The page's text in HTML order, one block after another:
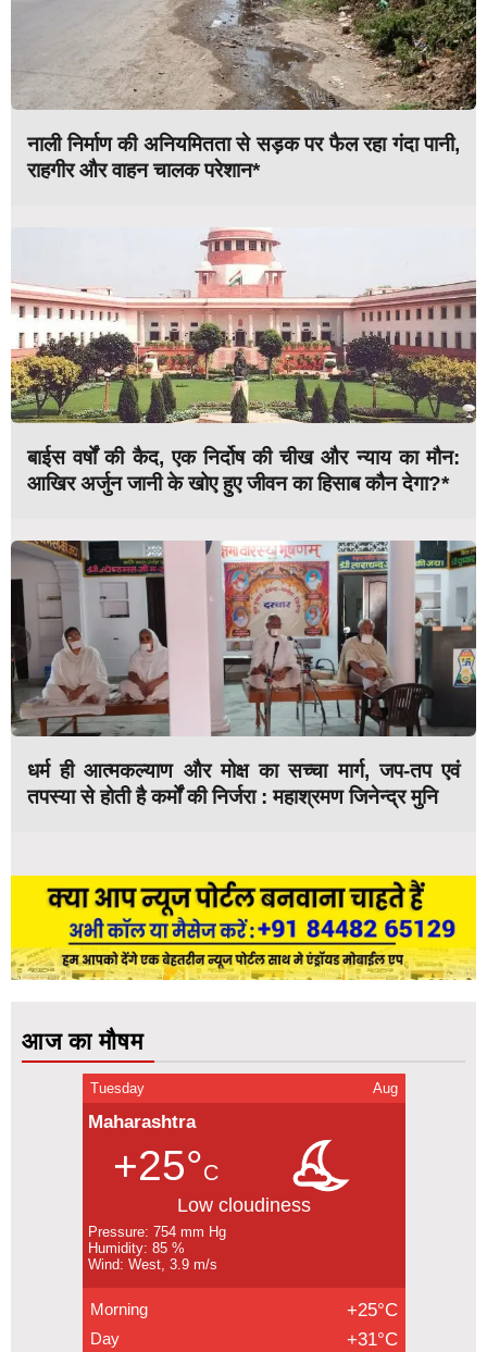
नाली निर्माण की अनियमितता से सड़क पर फैल रहा गंदा पानी,
राहगीर और वाहन चालक परेशान*
बाईस वर्षों की कैद, एक निर्दोष की चीख और न्याय का मौन:
आखिर अर्जुन जानी के खोए हुए जीवन का हिसाब कौन देगा?*
धर्म ही आत्मकल्याण और मोक्ष का सच्चा मार्ग, जप-तप एवं
तपस्या से होती है कर्मों की निर्जरा : महाश्रमण जिनेन्द्र मुनि
आज का मौषम
Tuesday Aug
Maharashtra
+25°C
Low cloudiness
Pressure: 754 mm Hg
Humidity: 85 %
Wind: West, 3.9 m/s
Morning +25°C
Day +31°C